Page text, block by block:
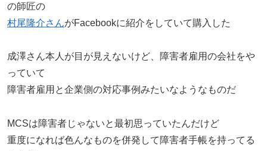
の師匠の
村尾隆介さんがFacebookに紹介をしていて購入した
成澤さん本人が目が見えないけど、障害者雇用の会社をや
っていて
障害者雇用と企業側の対応事例みたいなようなものだ
MCSは障害者じゃないと最初思っていたんだけど
重度になれば色んなものを併発して障害者手帳を持ってる